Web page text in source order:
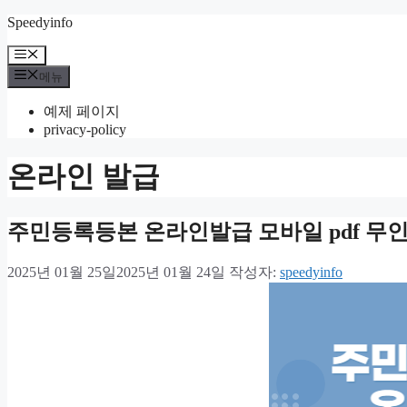
컨
츠
로
Speedyinfo
메
뉴
메뉴
예제 페이지
privacy-policy
온라인 발급
주민등록등본 온라인발급 모바일 pdf 무
2025년 01월 25일2025년 01월 24일 작성자: speedyinfo